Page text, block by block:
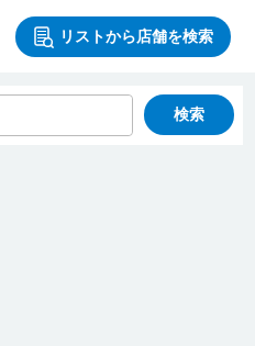
リストから店舗を検索
検索